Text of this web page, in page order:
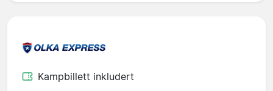
Kampbillett inkludert